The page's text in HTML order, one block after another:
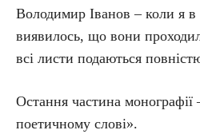
Володимир Іванов – коли я в
виявилось, що вони
всі листи подаються
Остання частина
поетичному слові».